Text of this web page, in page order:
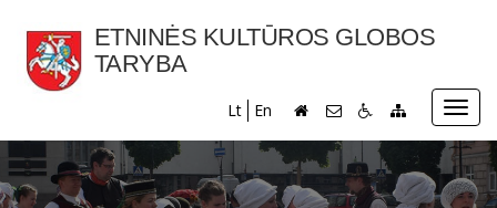
ETNINĖS KULTŪROS GLOBOS
TARYBA
Lt En